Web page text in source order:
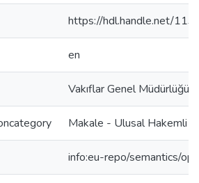
https://hdl.handle.net/
en
Vakıflar Genel Müdürlüğü
Makale - Ulusal Hakemli
info:eu-repo/semantics/